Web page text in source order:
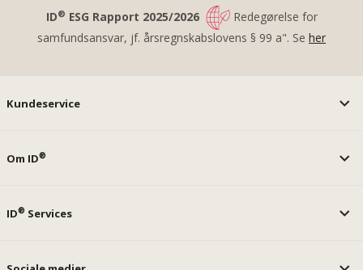
ID® ESG Rapport 2025/2026
Redegørelse for
samfundsansvar, jf. årsregnskabslovens § 99 a". Se her
Kundeservice
Om ID®
ID® Services